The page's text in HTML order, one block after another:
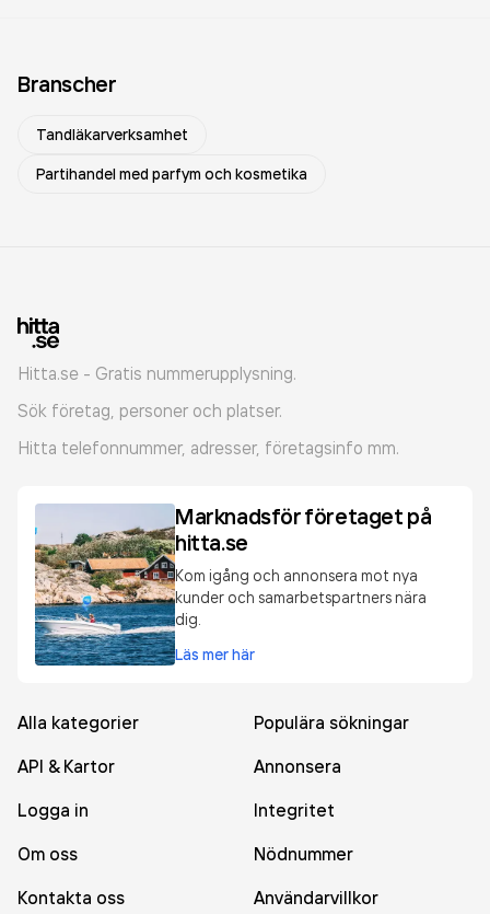
Branscher
Tandläkarverksamhet
Partihandel med parfym och kosmetika
Hitta.se - Gratis nummerupplysning.
Sök företag, personer och platser.
Hitta telefonnummer, adresser, företagsinfo mm.
Marknadsför företaget på
hitta.se
Kom igång och annonsera mot nya
kunder och samarbetspartners nära
dig.
Läs mer här
Alla kategorier
Populära sökningar
API & Kartor
Annonsera
Logga in
Integritet
Om oss
Nödnummer
Kontakta oss
Användarvillkor